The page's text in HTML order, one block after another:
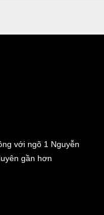
với ngõ 1 Nguyễn
gần hơn